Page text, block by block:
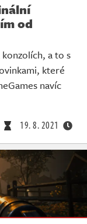
od
a to s
které
navíc
19. 8. 2021